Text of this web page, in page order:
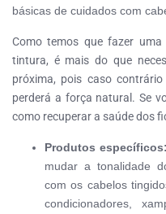
básicas de cuidados com
Como temos que fazer
tintura, é mais do que
próxima, pois caso
perderá a força natural. Se
como recuperar a saúde dos
Produtos específicos:
mudar a tonalidade
com os cabelos
condicionadores,